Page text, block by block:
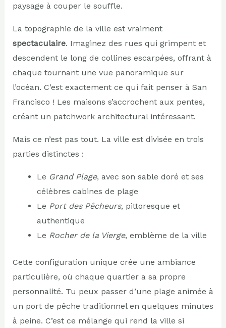
paysage à couper le souffle.
La topographie de la ville est vraiment
spectaculaire. Imaginez des rues qui grimpent et
descendent le long de collines escarpées, offrant à
chaque tournant une vue panoramique sur
l’océan. C’est exactement ce qui fait penser à San
Francisco ! Les maisons s’accrochent aux pentes,
créant un patchwork architectural intéressant.
Mais ce n’est pas tout. La ville est divisée en trois
parties distinctes :
Le Grand Plage, avec son sable doré et ses
célèbres cabines de plage
Le Port des Pêcheurs, pittoresque et
authentique
Le Rocher de la Vierge, emblème de la ville
Cette configuration unique crée une ambiance
particulière, où chaque quartier a sa propre
personnalité. Tu peux passer d’une plage animée à
un port de pêche traditionnel en quelques minutes
à peine. C’est ce mélange qui rend la ville si